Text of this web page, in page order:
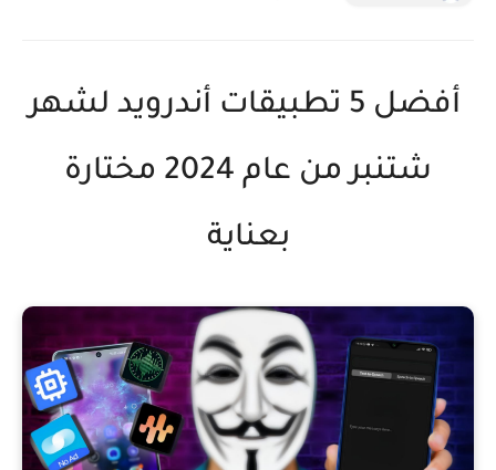
أفضل 5 تطبيقات أندرويد لشهر
شتنبر من عام 2024 مختارة
بعناية